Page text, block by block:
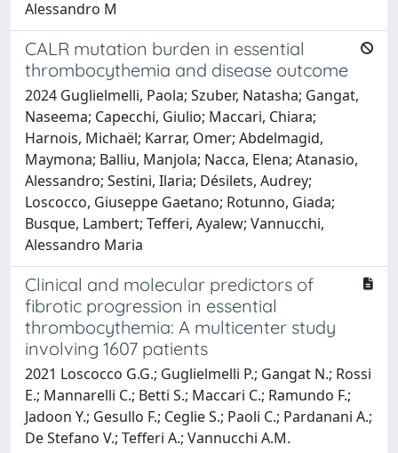
Alessandro M
CALR mutation burden in essential
thrombocythemia and disease outcome
2024 Guglielmelli, Paola; Szuber, Natasha; Gangat,
Naseema; Capecchi, Giulio; Maccari, Chiara;
Harnois, Michaël; Karrar, Omer; Abdelmagid,
Maymona; Balliu, Manjola; Nacca, Elena; Atanasio,
Alessandro; Sestini, Ilaria; Désilets, Audrey;
Loscocco, Giuseppe Gaetano; Rotunno, Giada;
Busque, Lambert; Tefferi, Ayalew; Vannucchi,
Alessandro Maria
Clinical and molecular predictors of
fibrotic progression in essential
thrombocythemia: A multicenter study
involving 1607 patients
2021 Loscocco G.G.; Guglielmelli P.; Gangat N.; Rossi
E.; Mannarelli C.; Betti S.; Maccari C.; Ramundo F.;
Jadoon Y.; Gesullo F.; Ceglie S.; Paoli C.; Pardanani A.;
De Stefano V.; Tefferi A.; Vannucchi A.M.